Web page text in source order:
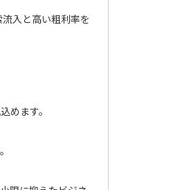
入と高い粗利率を
めます。